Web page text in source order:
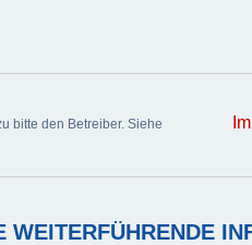
bitte den Betreiber. Siehe